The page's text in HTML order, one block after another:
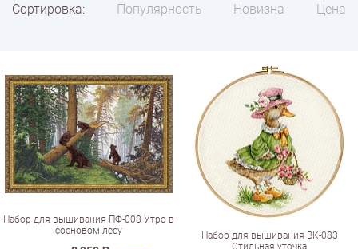
Сортировка: Популярность Новизна Цена
Набор для вышивания ПФ-008 Утро в
сосновом лесу
Набор для вышивания ВК-083
Стильная уточка